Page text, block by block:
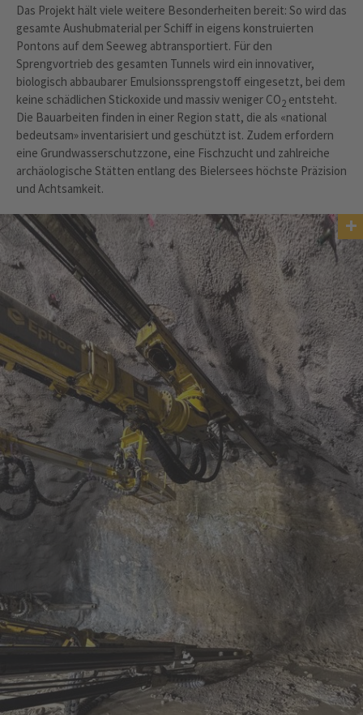
Das Projekt hält viele weitere Besonderheiten bereit: So wird das
gesamte Aushubmaterial per Schiff in eigens konstruierten
Pontons auf dem Seeweg abtransportiert. Für den
Sprengvortrieb des gesamten Tunnels wird ein innovativer,
biologisch abbaubarer Emulsionssprengstoff eingesetzt, bei dem
keine schädlichen Stickoxide und massiv weniger CO2 entsteht.
Die Bauarbeiten finden in einer Region statt, die als «national
bedeutsam» inventarisiert und geschützt ist. Zudem erfordern
eine Grundwasserschutzzone, eine Fischzucht und zahlreiche
archäologische Stätten entlang des Bielersees höchste Präzision
und Achtsamkeit.